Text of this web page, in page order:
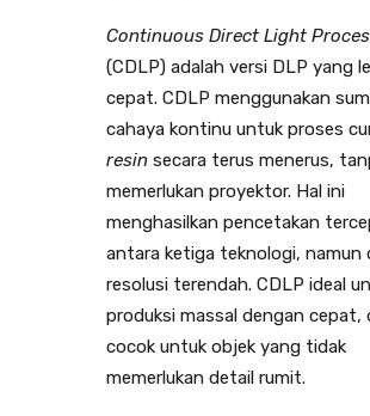
Continuous Direct Light
(CDLP) adalah versi DLP yang
cepat. CDLP menggunakan
cahaya kontinu untuk proses
resin secara terus menerus,
memerlukan proyektor. Hal ini
menghasilkan pencetakan
antara ketiga teknologi, namun
resolusi terendah. CDLP ideal
produksi massal dengan cepat,
cocok untuk objek yang tidak
memerlukan detail rumit.